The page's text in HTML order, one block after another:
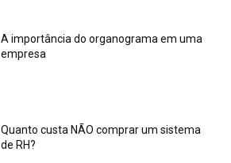
A importância do organograma em uma
empresa
Quanto custa NÃO comprar um sistema
de RH?